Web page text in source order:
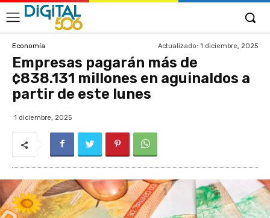
Economía Actualizado: 1 diciembre, 2025
Empresas pagarán más de
¢838.131 millones en aguinaldos a
partir de este lunes
1 diciembre, 2025